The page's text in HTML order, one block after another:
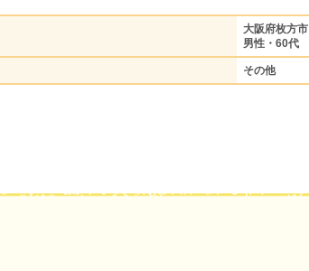
大阪府枚方市
男性・60代
その他